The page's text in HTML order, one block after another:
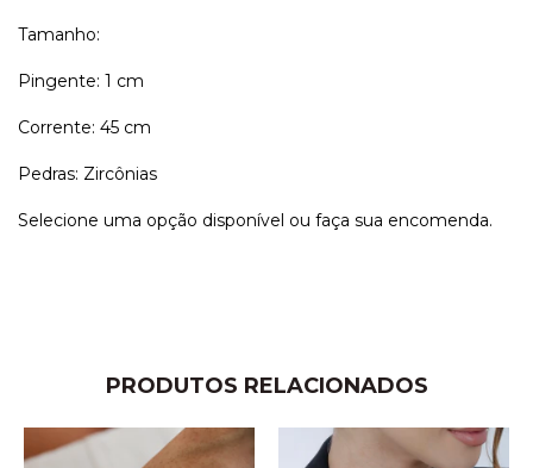
Tamanho:
Pingente: 1 cm
Corrente: 45 cm
Pedras: Zircônias
Selecione uma opção disponível ou faça sua encomenda.
PRODUTOS RELACIONADOS